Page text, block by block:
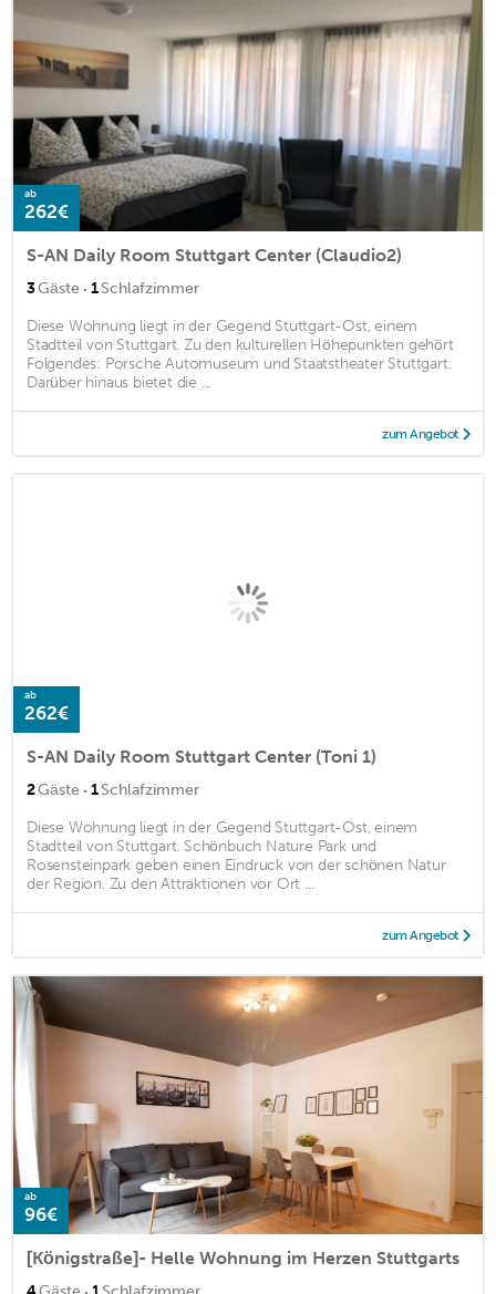
ab
262€
S-AN Daily Room Stuttgart Center (Claudio2)
3Gäste · 1Schlafzimmer
Diese Wohnung liegt in der Gegend Stuttgart-Ost, einem
Stadtteil von Stuttgart. Zu den kulturellen Höhepunkten gehört
Folgendes: Porsche Automuseum und Staatstheater Stuttgart.
Darüber hinaus bietet die ...
zum Angebot
ab
262€
S-AN Daily Room Stuttgart Center (Toni 1)
2Gäste · 1Schlafzimmer
Diese Wohnung liegt in der Gegend Stuttgart-Ost, einem
Stadtteil von Stuttgart. Schönbuch Nature Park und
Rosensteinpark geben einen Eindruck von der schönen Natur
der Region. Zu den Attraktionen vor Ort ...
zum Angebot
ab
96€
[Königstraße]- Helle Wohnung im Herzen Stuttgarts